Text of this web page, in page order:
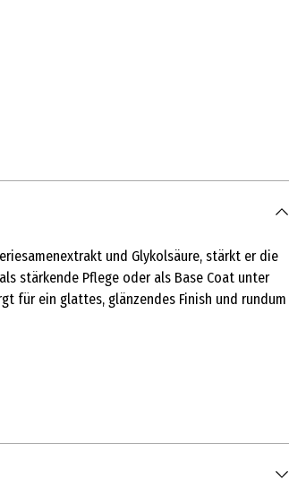
und Glykolsäure, stärkt er die
stärkende Pflege oder als Base Coat unter
für ein glattes, glänzendes Finish und rundum